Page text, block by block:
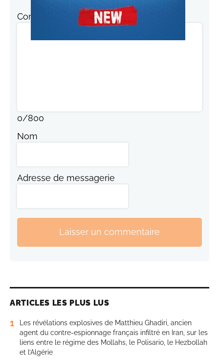
Commentaire
0/800
Nom
Adresse de messagerie
Laisser un commentaire
ARTICLES LES PLUS LUS
1
Les révélations explosives de Matthieu Ghadiri, ancien
agent du contre-espionnage français infiltré en Iran, sur les
liens entre le régime des Mollahs, le Polisario, le Hezbollah
et l’Algérie